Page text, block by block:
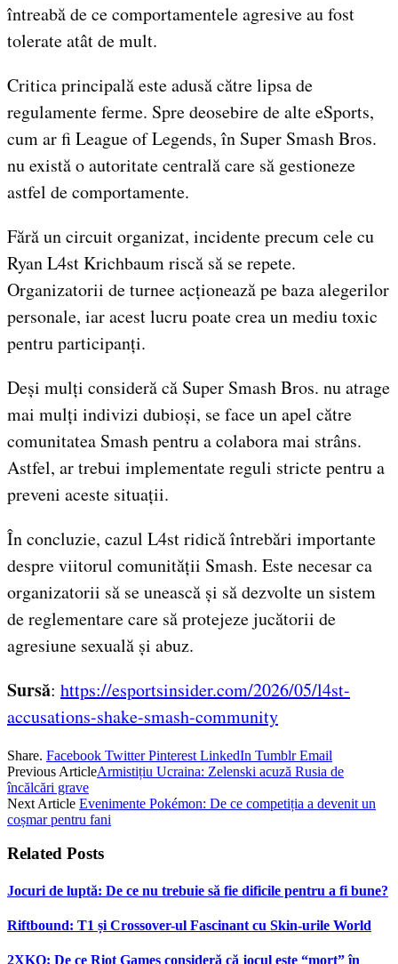
întreabă de ce comportamentele agresive au fost
tolerate atât de mult.
Critica principală este adusă către lipsa de
regulamente ferme. Spre deosebire de alte eSports,
cum ar fi League of Legends, în Super Smash Bros.
nu există o autoritate centrală care să gestioneze
astfel de comportamente.
Fără un circuit organizat, incidente precum cele cu
Ryan L4st Krichbaum riscă să se repete.
Organizatorii de turnee acționează pe baza alegerilor
personale, iar acest lucru poate crea un mediu toxic
pentru participanți.
Deși mulți consideră că Super Smash Bros. nu atrage
mai mulți indivizi dubioși, se face un apel către
comunitatea Smash pentru a colabora mai strâns.
Astfel, ar trebui implementate reguli stricte pentru a
preveni aceste situații.
În concluzie, cazul L4st ridică întrebări importante
despre viitorul comunității Smash. Este necesar ca
organizatorii să se unească și să dezvolte un sistem
de reglementare care să protejeze jucătorii de
agresiune sexuală și abuz.
Sursă: https://esportsinsider.com/2026/05/l4st-
accusations-shake-smash-community
Share. Facebook Twitter Pinterest LinkedIn Tumblr Email
Previous ArticleArmistițiu Ucraina: Zelenski acuză Rusia de
încălcări grave
Next Article Evenimente Pokémon: De ce competiția a devenit un
coșmar pentru fani
Related Posts
Jocuri de luptă: De ce nu trebuie să fie dificile pentru a fi bune?
Riftbound: T1 și Crossover-ul Fascinant cu Skin-urile World
2XKO: De ce Riot Games consideră că jocul este “mort” în